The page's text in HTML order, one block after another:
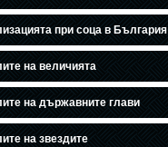
при соца в България
на величията
на държавните глави
на звездите